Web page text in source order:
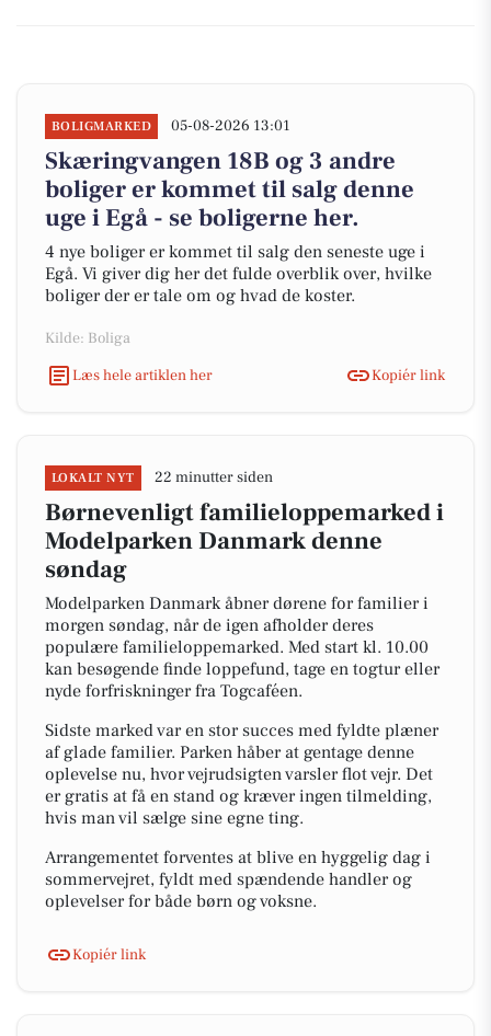
BOLIGMARKED 05-08-2026 13:01
Skæringvangen 18B og 3 andre
boliger er kommet til salg denne
uge i Egå - se boligerne her.
4 nye boliger er kommet til salg den seneste uge i
Egå. Vi giver dig her det fulde overblik over, hvilke
boliger der er tale om og hvad de koster.
Kilde: Boliga
Læs hele artiklen her
Kopiér link
LOKALT NYT 22 minutter siden
Børnevenligt familieloppemarked i
Modelparken Danmark denne
søndag
Modelparken Danmark åbner dørene for familier i
morgen søndag, når de igen afholder deres
populære familieloppemarked. Med start kl. 10.00
kan besøgende finde loppefund, tage en togtur eller
nyde forfriskninger fra Togcaféen.
Sidste marked var en stor succes med fyldte plæner
af glade familier. Parken håber at gentage denne
oplevelse nu, hvor vejrudsigten varsler flot vejr. Det
er gratis at få en stand og kræver ingen tilmelding,
hvis man vil sælge sine egne ting.
Arrangementet forventes at blive en hyggelig dag i
sommervejret, fyldt med spændende handler og
oplevelser for både børn og voksne.
Kopiér link